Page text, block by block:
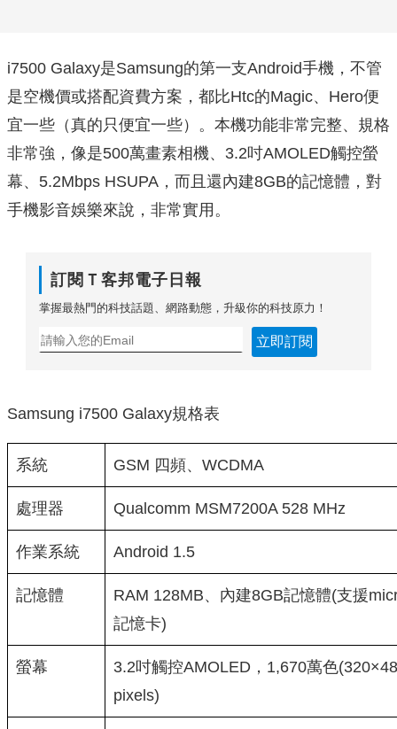
i7500 Galaxy是Samsung的第一支Android手機，不管
是空機價或搭配資費方案，都比Htc的Magic、Hero便
宜一些（真的只便宜一些）。本機功能非常完整、規格
非常強，像是500萬畫素相機、3.2吋AMOLED觸控螢
幕、5.2Mbps HSUPA，而且還內建8GB的記憶體，對
手機影音娛樂來說，非常實用。
訂閱Ｔ客邦電子日報
掌握最熱門的科技話題、網路動態，升級你的科技原力！
立即訂閱
Samsung i7500 Galaxy規格表
系統 GSM 四頻、WCDMA
處理器 Qualcomm MSM7200A 528 MHz
作業系統 Android 1.5
記憶體
RAM 128MB、內建8GB記憶體(支援
記憶卡)
螢幕
3.2吋觸控AMOLED，1,670萬色
pixels)